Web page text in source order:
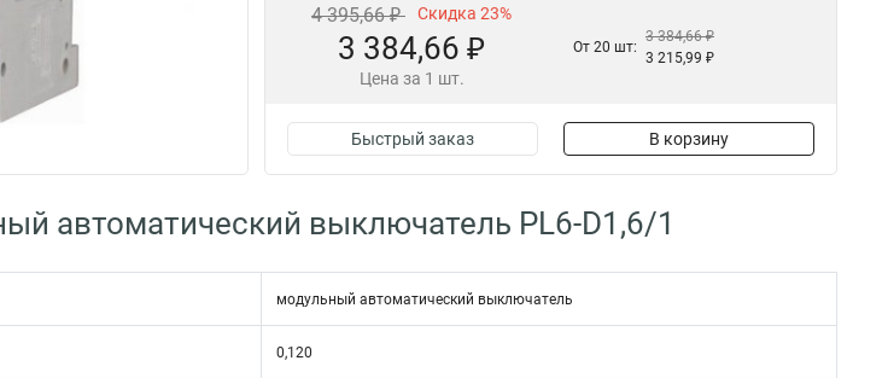
4 395,66 ₽ Скидка 23%
3 384,66 ₽
Цена за 1 шт.
От 20 шт:
3 384,66 ₽
3 215,99 ₽
Быстрый заказ В корзину
автоматический выключатель PL6-D1,6/1
модульный автоматический выключатель
0,120